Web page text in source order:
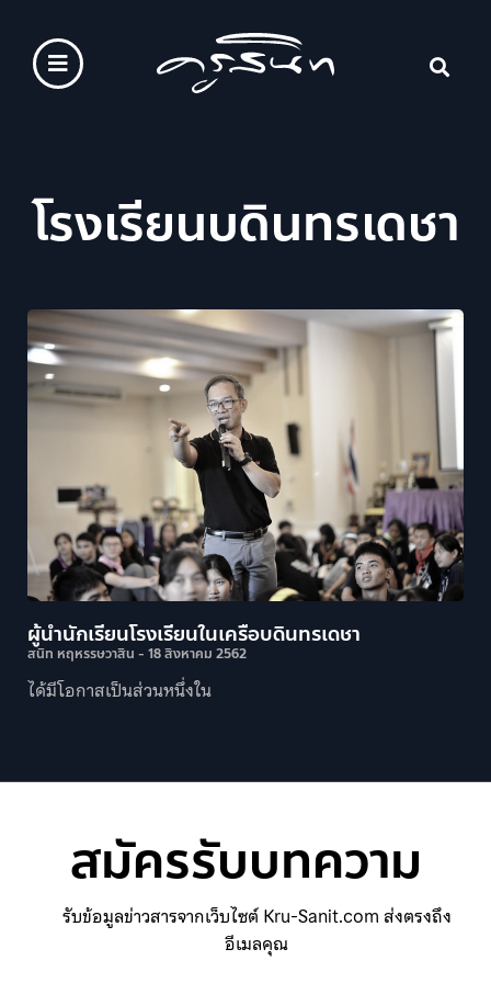
โรงเรียนบดินทรเดชา
ผู้นำนักเรียนโรงเรียนในเครือบดินทรเดชา
สนิท หฤหรรษวาสิน 18 สิงหาคม 2562
ได้มีโอกาสเป็นส่วนหนึ่งใน
สมัครรับบทความ
รับข้อมูลข่าวสารจากเว็บไซต์ Kru-Sanit.com ส่งตรงถึง
อีเมลคุณ